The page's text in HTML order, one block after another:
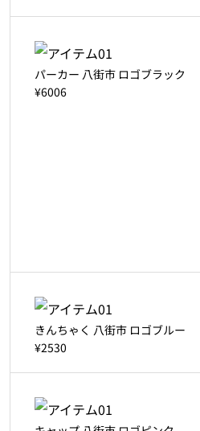
パーカー 八街市 ロゴブラック
¥6006
きんちゃく 八街市 ロゴブルー
¥2530